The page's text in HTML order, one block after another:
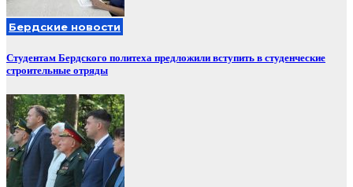
Бердские новости
Студентам Бердского политеха предложили вступить в студенческие
строительные отряды